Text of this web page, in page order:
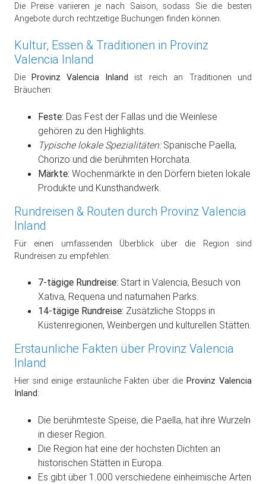
Die Preise variieren je nach Saison, sodass Sie die besten
Angebote durch rechtzeitige Buchungen finden können.
Kultur, Essen & Traditionen in Provinz
Valencia Inland
Die Provinz Valencia Inland ist reich an Traditionen und
Bräuchen:
Feste: Das Fest der Fallas und die Weinlese
gehören zu den Highlights.
Typische lokale Spezialitäten:Spanische Paella,
Chorizo und die berühmten Horchata.
Märkte: Wochenmärkte in den Dörfern bieten lokale
Produkte und Kunsthandwerk.
Rundreisen & Routen durch Provinz Valencia
Inland
Für einen umfassenden Überblick über die Region sind
Rundreisen zu empfehlen:
7-tägige Rundreise: Start in Valencia, Besuch von
Xativa, Requena und naturnahen Parks.
14-tägige Rundreise: Zusätzliche Stopps in
Küstenregionen, Weinbergen und kulturellen Stätten.
Erstaunliche Fakten über Provinz Valencia
Inland
Hier sind einige erstaunliche Fakten über die Provinz Valencia
Inland:
Die berühmteste Speise, die Paella, hat ihre Wurzeln
in dieser Region.
Die Region hat eine der höchsten Dichten an
historischen Stätten in Europa.
Es gibt über 1.000 verschiedene einheimische Arten